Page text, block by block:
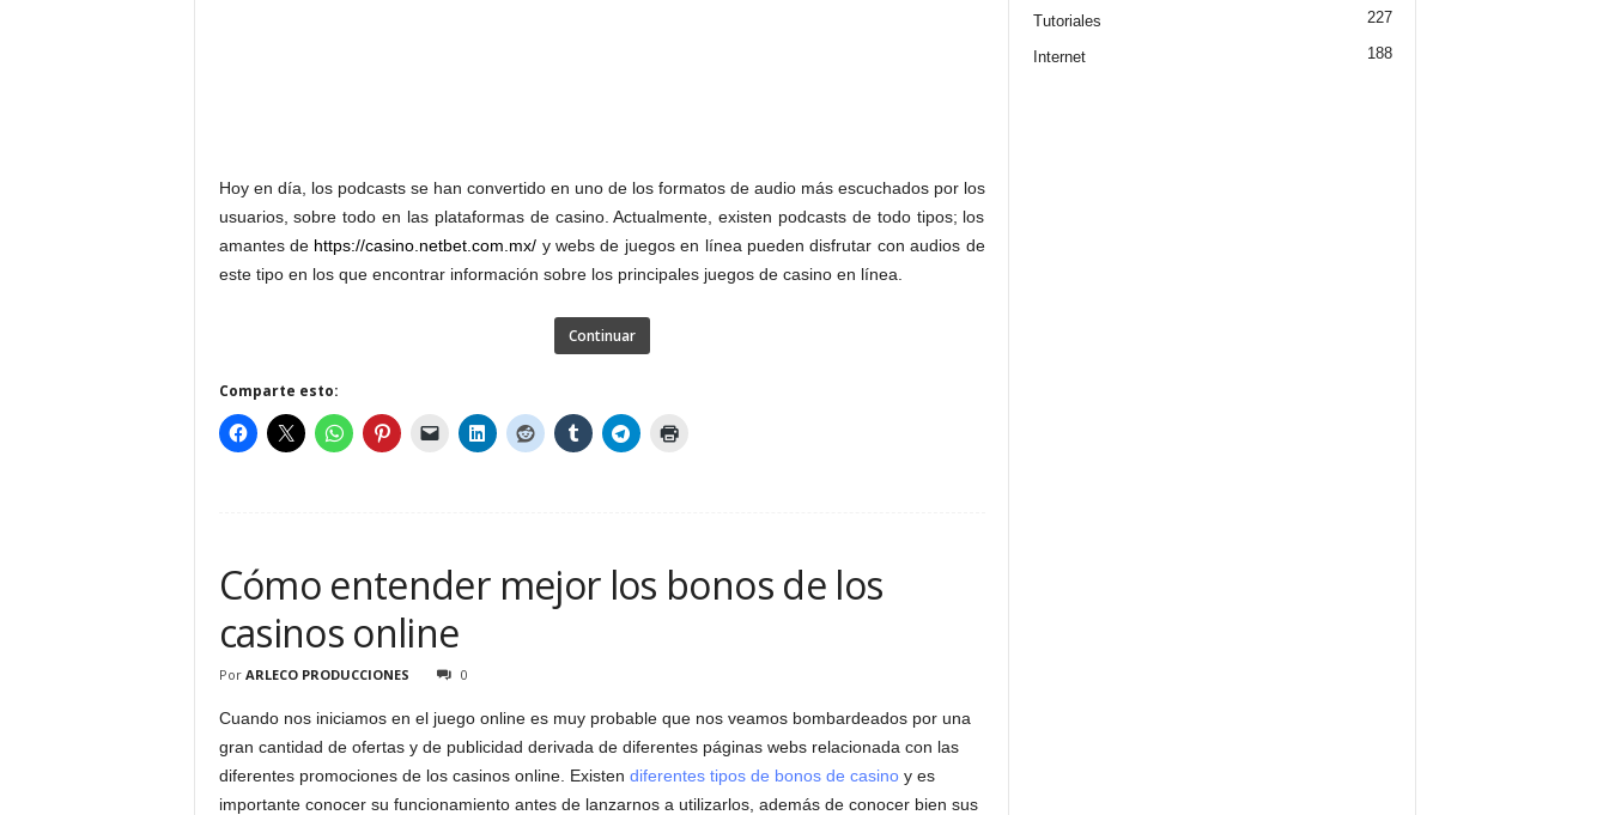
Hoy en día, los podcasts se han convertido en uno de los formatos de audio más escuchados por los
usuarios, sobre todo en las plataformas de casino. Actualmente, existen podcasts de todo tipos; los
amantes de https://casino.netbet.com.mx/ y webs de juegos en línea pueden disfrutar con audios de
este tipo en los que encontrar información sobre los principales juegos de casino en línea.
Continuar
Comparte esto:
Cómo entender mejor los bonos de los
casinos online
Por ARLECO PRODUCCIONES 0
Cuando nos iniciamos en el juego online es muy probable que nos veamos bombardeados por una
gran cantidad de ofertas y de publicidad derivada de diferentes páginas webs relacionada con las
diferentes promociones de los casinos online. Existen diferentes tipos de bonos de casinoy es
importante conocer su funcionamiento antes de lanzarnos a utilizarlos, además de conocer bien sus
Tutoriales 227
Internet 188